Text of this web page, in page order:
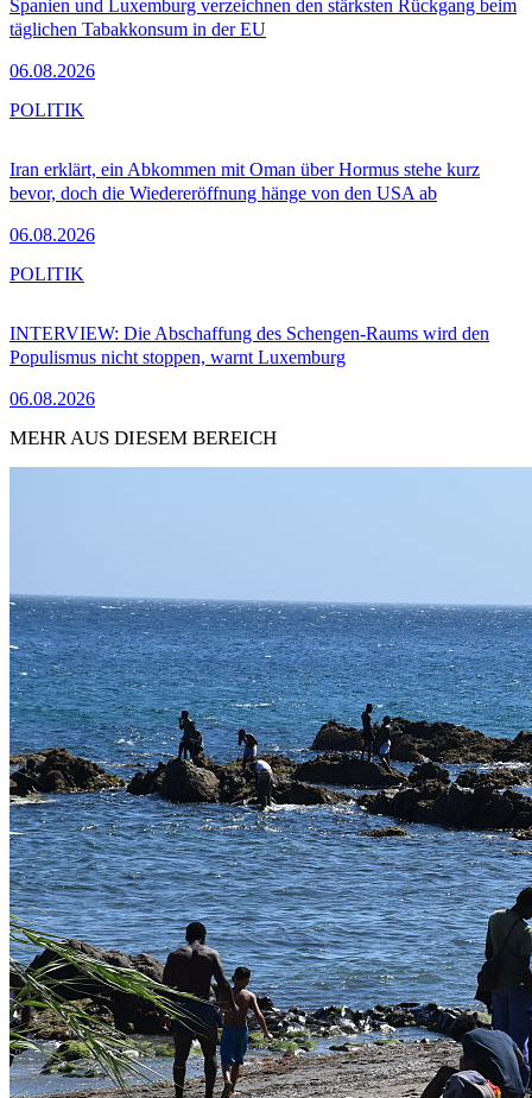
Spanien und Luxemburg verzeichnen den stärksten Rückgang beim
täglichen Tabakkonsum in der EU
06.08.2026
Iran erklärt, ein Abkommen mit Oman über Hormus stehe kurz
bevor, doch die Wiedereröffnung hänge von den USA ab
06.08.2026
POLITIK
INTERVIEW: Die Abschaffung des Schengen-Raums wird den
Populismus nicht stoppen, warnt Luxemburg
06.08.2026
POLITIK
MEHR AUS DIESEM BEREICH